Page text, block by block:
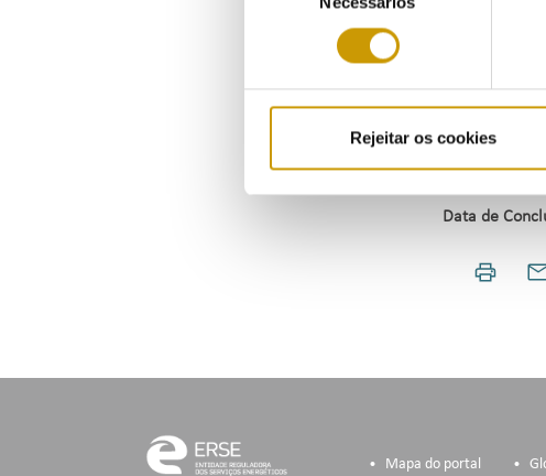
consentimento
Rejeitar os cookies
Em face do
pagamento
:
Data de
Mapa do portal